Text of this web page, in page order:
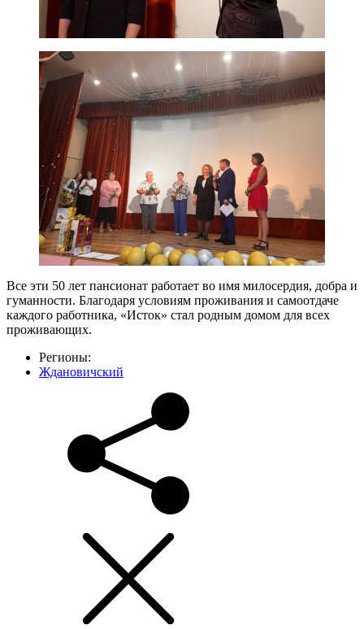
Все эти 50 лет пансионат работает во имя милосердия, добра и
гуманности. Благодаря условиям проживания и самоотдаче
каждого работника, «Исток» стал родным домом для всех
проживающих.
Регионы:
Ждановичский